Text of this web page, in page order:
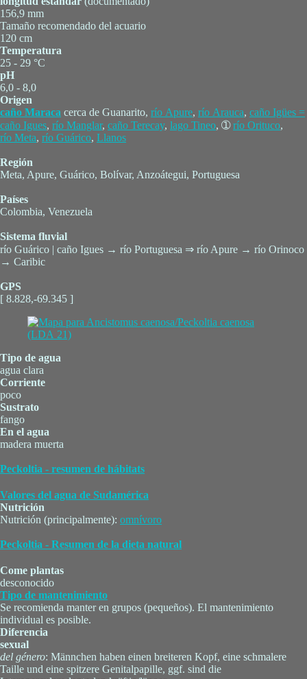
156,9 mm
Tamaño recomendado del acuario
120 cm
Temperatura
25 - 29 °C
pH
6,0 - 8,0
Origen
caño Maraca cerca de Guanarito, río Apure, río Arauca, caño Igües =
caño Igues, río Manglar, caño Terecay, lago Tineo, ➀río Orituco,
río Meta, río Guárico, Llanos
Región
Meta, Apure, Guárico, Bolívar, Anzoátegui, Portuguesa
Países
Colombia, Venezuela
Sistema fluvial
río Guárico | caño Igues → río Portuguesa ⇒ río Apure → río Orinoco
→ Caribic
GPS
[ 8.828,-69.345 ]
Tipo de agua
agua clara
Corriente
poco
Sustrato
fango
En el agua
madera muerta
Peckoltia - resumen de hábitats
Valores del agua de Sudamérica
Nutrición
Nutrición (principalmente): omnívoro
Peckoltia - Resumen de la dieta natural
Come plantas
desconocido
Tipo de mantenimiento
Se recomienda manter en grupos (pequeños). El mantenimiento
individual es posible.
Diferencia
sexual
del género: Männchen haben einen breiteren Kopf, eine schmalere
Taille und eine spitzere Genitalpapille, ggf. sind die